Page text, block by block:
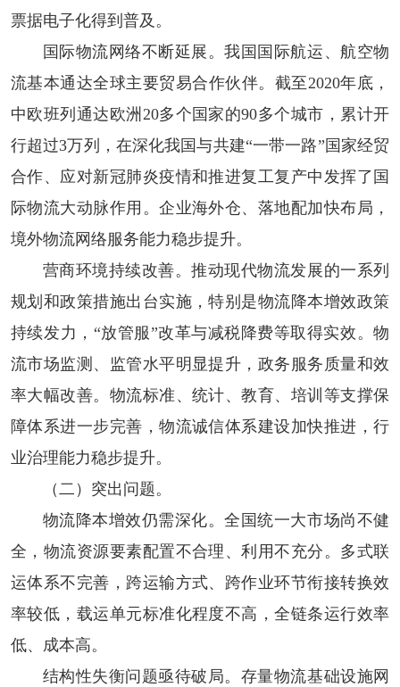
票据电子化得到普及。
国际物流网络不断延展。我国国际航运、航空物
流基本通达全球主要贸易合作伙伴。截至2020年底，
中欧班列通达欧洲20多个国家的90多个城市，累计开
行超过3万列，在深化我国与共建“一带一路”国家经贸
合作、应对新冠肺炎疫情和推进复工复产中发挥了国
际物流大动脉作用。企业海外仓、落地配加快布局，
境外物流网络服务能力稳步提升。
营商环境持续改善。推动现代物流发展的一系列
规划和政策措施出台实施，特别是物流降本增效政策
持续发力，“放管服”改革与减税降费等取得实效。物
流市场监测、监管水平明显提升，政务服务质量和效
率大幅改善。物流标准、统计、教育、培训等支撑保
障体系进一步完善，物流诚信体系建设加快推进，行
业治理能力稳步提升。
（二）突出问题。
物流降本增效仍需深化。全国统一大市场尚不健
全，物流资源要素配置不合理、利用不充分。多式联
运体系不完善，跨运输方式、跨作业环节衔接转换效
率较低，载运单元标准化程度不高，全链条运行效率
低、成本高。
结构性失衡问题亟待破局。 存量物流基础设施网